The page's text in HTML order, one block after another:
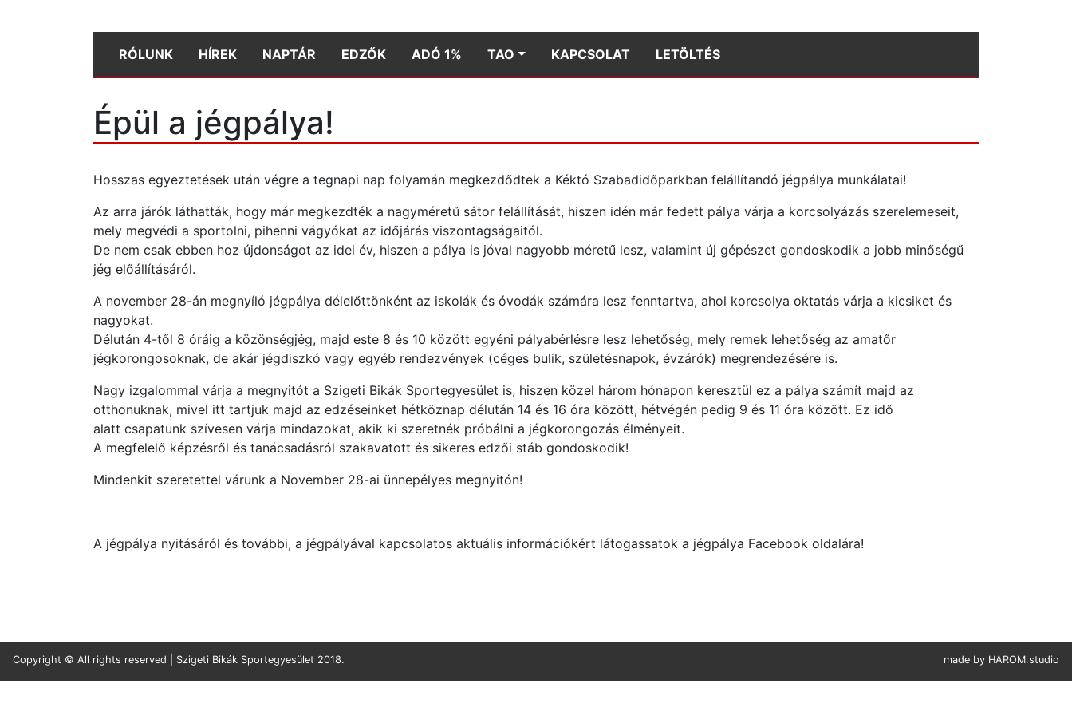
RÓLUNK HÍREK NAPTÁR EDZŐK ADÓ 1% TAO KAPCSOLAT LETÖLTÉS
Épül a jégpálya!
Hosszas egyeztetések után végre a tegnapi nap folyamán megkezdődtek a Kéktó Szabadidőparkban felállítandó jégpálya munkálatai!
Az arra járók láthatták, hogy már megkezdték a nagyméretű sátor felállítását, hiszen idén már fedett pálya várja a korcsolyázás szerelemeseit,
mely megvédi a sportolni, pihenni vágyókat az időjárás viszontagságaitól.
De nem csak ebben hoz újdonságot az idei év, hiszen a pálya is jóval nagyobb méretű lesz, valamint új gépészet gondoskodik a jobb minőségű
jég előállításáról.
A november 28-án megnyíló jégpálya délelőttönként az iskolák és óvodák számára lesz fenntartva, ahol korcsolya oktatás várja a kicsiket és
nagyokat.
Délután 4-től 8 óráig a közönségjég, majd este 8 és 10 között egyéni pályabérlésre lesz lehetőség, mely remek lehetőség az amatőr
jégkorongosoknak, de akár jégdiszkó vagy egyéb rendezvények (céges bulik, születésnapok, évzárók) megrendezésére is.
Nagy izgalommal várja a megnyitót a Szigeti Bikák Sportegyesület is, hiszen közel három hónapon keresztül ez a pálya számít majd az
otthonuknak, mivel itt tartjuk majd az edzéseinket hétköznap délután 14 és 16 óra között, hétvégén pedig 9 és 11 óra között. Ez idő
alatt csapatunk szívesen várja mindazokat, akik ki szeretnék próbálni a jégkorongozás élményeit.
A megfelelő képzésről és tanácsadásról szakavatott és sikeres edzői stáb gondoskodik!
Mindenkit szeretettel várunk a November 28-ai ünnepélyes megnyitón!
A jégpálya nyitásáról és további, a jégpályával kapcsolatos aktuális információkért látogassatok a jégpálya Facebook oldalára!
Copyright © All rights reserved | Szigeti Bikák Sportegyesület 2018. made by HAROM.studio